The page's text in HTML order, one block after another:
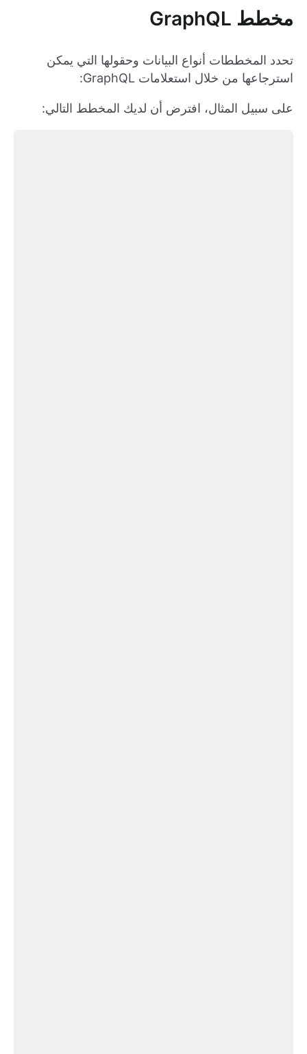
مخطط GraphQL
تحدد المخططات أنواع البيانات وحقولها التي يمكن
استرجاعها من خلال استعلامات GraphQL:
على سبيل المثال، افترض أن لديك المخطط التالي: